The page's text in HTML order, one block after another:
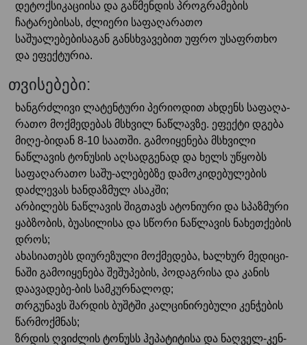
დეტოქსიკაციისა და გაწმენდის პროგრამების
ჩატარებისას, ძლიერი საფაღარათო
საშუალებებისაგან განსხვავებით უფრო უსაფრთხო
და ეფექტურია.
თვისებები:
ხანგრძლივი ლატენტური პერიოდით ახდენს საფაღა-
რათო მოქმედებას მსხვილ ნაწლავზე. ეფექტი დგება
მიღე-ბიდან 8-10 საათში. გამოიყენება მსხვილი
ნაწლავის ტონუსის აღსადგენად და ხელს უწყობს
საფაღარათო საშუ-ალებებზე დამოკიდებულების
დაძლევას ხანდაზმულ ასაკში;
არბილებს ნაწლავის შიგთავს ატონიური და სპაზმური
ყაბზობის, ბუასილისა და სწორი ნაწლავის ნახეთქების
დროს;
ახასიათებს დიურეზული მოქმედება, ხალხურ მედიცი-
ნაში გამოიყენება შეშუპების, პოდაგრისა და კანის
დაავადებე-ბის სამკურნალოდ;
თრგუნავს შარდის ბუშტში კალცინირებული კენჭების
წარმოქმნას;
ზრდის ღვიძლის ტონუსს ჰეპატიტისა და ნაღველ-კენ-